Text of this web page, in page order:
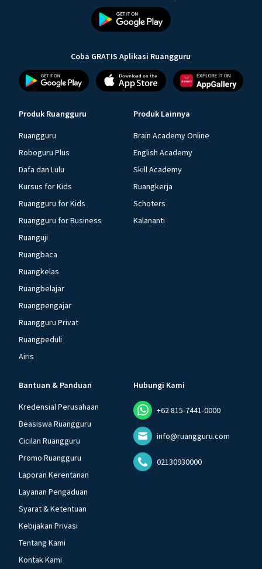
Coba GRATIS Aplikasi Ruangguru
Produk Ruangguru
Ruangguru
Roboguru Plus
Dafa dan Lulu
Kursus for Kids
Ruangguru for Kids
Ruangguru for Business
Ruanguji
Ruangbaca
Ruangkelas
Ruangbelajar
Ruangpengajar
Ruangguru Privat
Ruangpeduli
Airis
Produk Lainnya
Brain Academy Online
English Academy
Skill Academy
Ruangkerja
Schoters
Kalananti
Bantuan & Panduan
Kredensial Perusahaan
Beasiswa Ruangguru
Cicilan Ruangguru
Promo Ruangguru
Laporan Kerentanan
Layanan Pengaduan
Syarat & Ketentuan
Kebijakan Privasi
Tentang Kami
Kontak Kami
Hubungi Kami
+62 815-7441-0000
info@ruangguru.com
02130930000